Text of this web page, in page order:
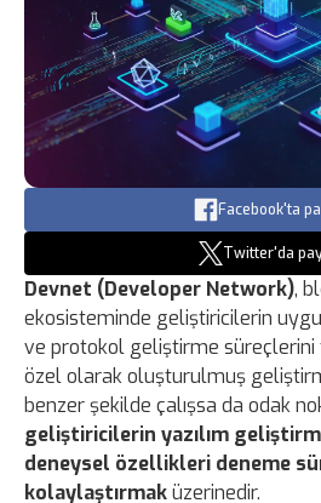
Facebook'ta
Twitter'da
Devnet (Developer Network),
ekosisteminde geliştiricilerin
ve protokol geliştirme süreçlerini
özel olarak oluşturulmuş
benzer şekilde çalışsa da odak
geliştiricilerin yazılım
deneysel özellikleri deneme
kolaylaştırmaküzerinedir.